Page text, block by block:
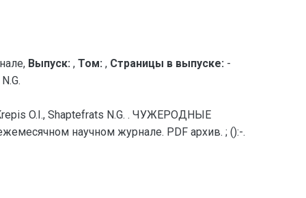
Выпуск: , Том: , Страницы в выпуске: -
Krepis O.I., Shaptefrats N.G. . ЧУЖЕРОДНЫЕ
научном журнале. PDF архив. ; ():-.